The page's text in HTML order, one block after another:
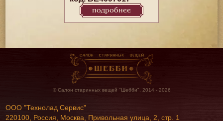
подробнее
© Салон старинных вещей "Шебби", 2014 - 2026
ООО "Технолад Сервис"
220100, Россия, Москва, Привольная улица, 2, стр. 1